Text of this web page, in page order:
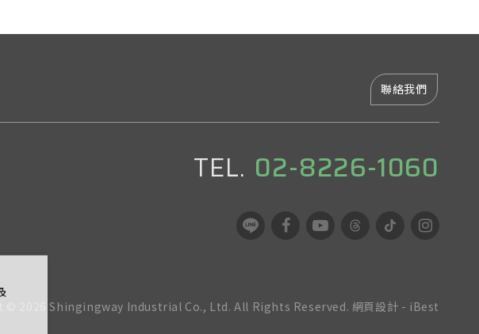
聯絡我們
TEL. 02-8226-1060
Shingingway Industrial Co., Ltd. All Rights Reserved. 網頁設計 - iBest